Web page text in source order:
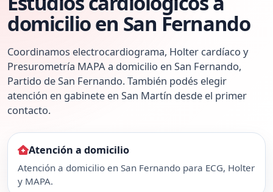
domicilio en San Fernando
Coordinamos electrocardiograma, Holter cardíaco y
Presurometría MAPA a domicilio en San Fernando,
Partido de San Fernando. También podés elegir
atención en gabinete en San Martín desde el primer
contacto.
Atención a domicilio
Atención a domicilio en San Fernando para ECG, Holter
y MAPA.